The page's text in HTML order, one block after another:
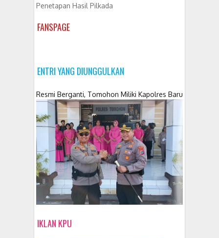
Penetapan Hasil Pilkada
FANSPAGE
ENTRI YANG DIUNGGULKAN
Resmi Berganti, Tomohon Miliki Kapolres Baru
IKLAN KPU